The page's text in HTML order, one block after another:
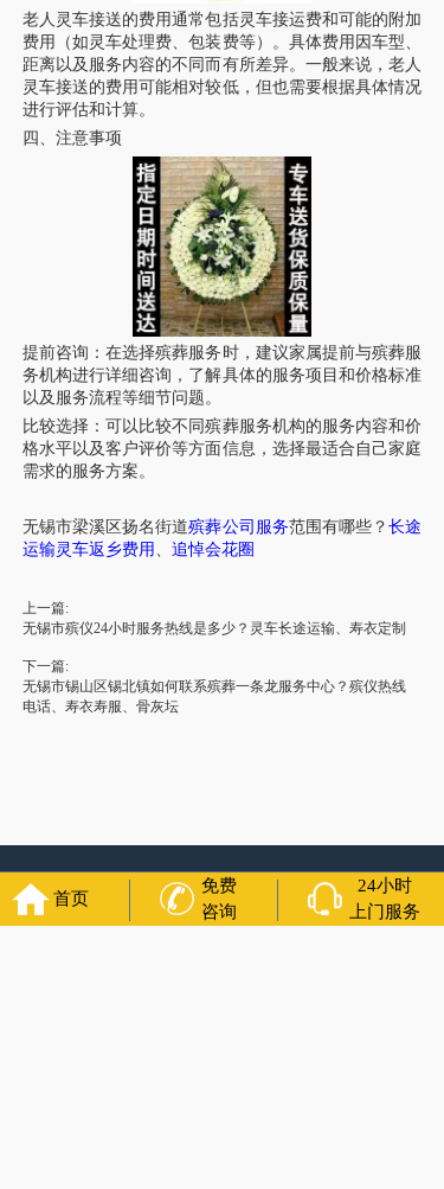
老人 灵车接送的费用通常包括灵车接运费和可能的附加
费用（如 灵车处理费、包装费等）。具体费用因车型、
距离以及服务内容的不同而有所差异。一般来说，老人
灵车接送的费用可能相对较低，但也需要根据具体情况
进行评估和计算。
四、注意事项
提前咨询：在选择殡葬服务时，建议家属提前与殡葬服
务机构进行详细咨询，了解具体的服务项目和价格标准
以及服务流程等细节问题。
比较选择：可以比较不同殡葬服务机构的服务内容和价
格水平以及客户评价等方面信息，选择最适合自己家庭
需求的服务方案。
无锡市梁溪区扬名街道殡葬公司服务范围有哪些？长途
运输灵车返乡费用 追悼会花圈
上一篇:
无锡市殡仪24小时服务热线是多少？灵车长途运输、寿衣定制
下一篇:
无锡市锡山区锡北镇如何联系殡葬一条龙服务中心？殡仪热线
电话、寿衣寿服、骨灰坛
友情链接： 殡葬服务 苏州丧葬公司 石家庄殡葬一条龙长沙殡
葬服务公司
南昌青山湖灵车转运 呼和浩特灵车出租公司 哈尔
滨道里区丧葬用品西宁城东区白事服务潍坊奎文区殡仪馆服
首页
免费
咨询
24小时
上门服务